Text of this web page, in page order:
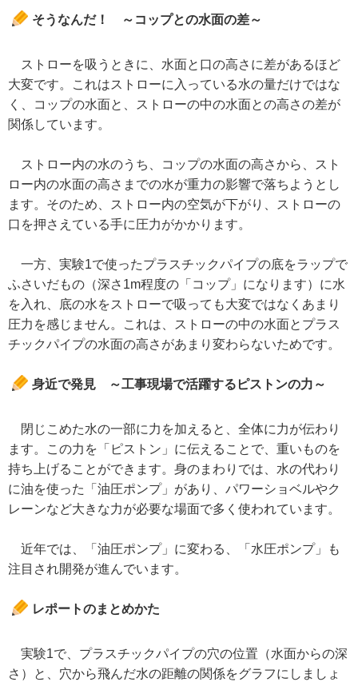
そうなんだ！ ～コップとの水面の差～
ストローを吸うときに、水面と口の高さに差があるほど
大変です。これはストローに入っている水の量だけではな
く、コップの水面と、ストローの中の水面との高さの差が
関係しています。
ストロー内の水のうち、コップの水面の高さから、スト
ロー内の水面の高さまでの水が重力の影響で落ちようとし
ます。そのため、ストロー内の空気が下がり、ストローの
口を押さえている手に圧力がかかります。
一方、実験1で使ったプラスチックパイプの底をラップで
ふさいだもの（深さ1m程度の「コップ」になります）に水
を入れ、底の水をストローで吸っても大変ではなくあまり
圧力を感じません。これは、ストローの中の水面とプラス
チックパイプの水面の高さがあまり変わらないためです。
身近で発見 ～工事現場で活躍するピストンの力～
閉じこめた水の一部に力を加えると、全体に力が伝わり
ます。この力を「ピストン」に伝えることで、重いものを
持ち上げることができます。身のまわりでは、水の代わり
に油を使った「油圧ポンプ」があり、パワーショベルやク
レーンなど大きな力が必要な場面で多く使われています。
近年では、「油圧ポンプ」に変わる、「水圧ポンプ」も
注目され開発が進んでいます。
レポートのまとめかた
実験1で、プラスチックパイプの穴の位置（水面からの深
さ）と、穴から飛んだ水の距離の関係をグラフにしましょ